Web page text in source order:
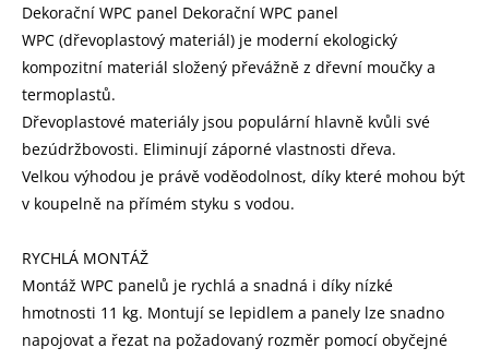
Dekorační WPC panel Dekorační WPC panel
WPC (dřevoplastový materiál) je moderní ekologický
kompozitní materiál složený převážně z dřevní moučky a
termoplastů.
Dřevoplastové materiály jsou populární hlavně kvůli své
bezúdržbovosti. Eliminují záporné vlastnosti dřeva.
Velkou výhodou je právě voděodolnost, díky které mohou být
v koupelně na přímém styku s vodou.
RYCHLÁ MONTÁŽ
Montáž WPC panelů je rychlá a snadná i díky nízké
hmotnosti 11 kg. Montují se lepidlem a panely lze snadno
napojovat a řezat na požadovaný rozměr pomocí obyčejné